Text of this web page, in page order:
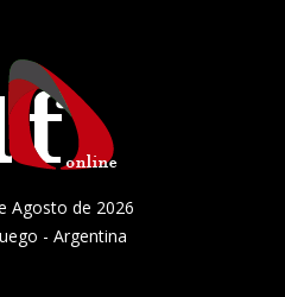
Agosto de 2026
- Argentina